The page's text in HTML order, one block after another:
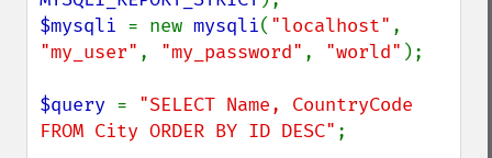
$mysqli = new mysqli( "localhost"
"my_user" , "my_password" , "world" );
$query = "SELECT Name, CountryCode
FROM City ORDER BY ID DESC" ;